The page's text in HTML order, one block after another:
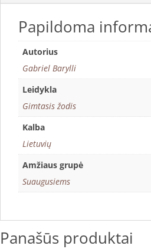
Papildoma
Autorius
Gabriel Barylli
Leidykla
Gimtasis žodis
Kalba
Lietuvių
Amžiaus grupė
Suaugusiems
Panašūs produktai